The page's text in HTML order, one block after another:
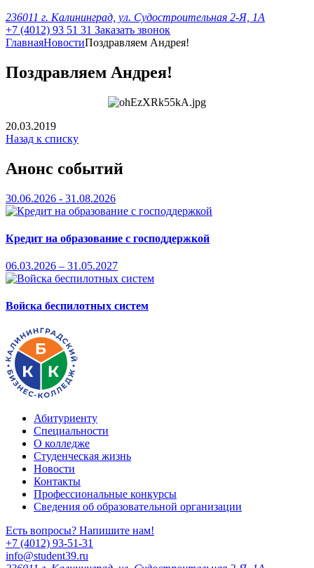
236011 г. Калининград, ул. Судостроительная 2-Я, 1А
+7 (4012) 93 51 31 Заказать звонок
ГлавнаяНовостиПоздравляем Андрея!
Поздравляем Андрея!
20.03.2019
Назад к списку
Анонс событий
30.06.2026 - 31.08.2026
Кредит на образование с господдержкой
06.03.2026 – 31.05.2027
Войска беспилотных систем
Абитуриенту
Специальности
О колледже
Студенческая жизнь
Новости
Контакты
Профессиональные конкурсы
Сведения об образовательной организации
Есть вопросы? Напишите нам!
+7 (4012) 93-51-31
info@student39.ru